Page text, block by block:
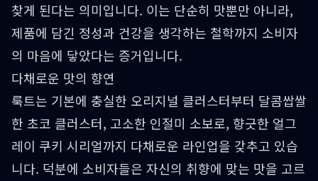
찾게 된다는 의미입니다. 이는 단순히 맛뿐만 아니라,
제품에 담긴 정성과 건강을 생각하는 철학까지 소비자
의 마음에 닿았다는 증거입니다.
다채로운 맛의 향연
룩트는 기본에 충실한 오리지널 클러스터부터 달콤쌉쌀
한 초코 클러스터, 고소한 인절미 소보로, 향긋한 얼그
레이 쿠키 시리얼까지 다채로운 라인업을 갖추고 있습
니다. 덕분에 소비자들은 자신의 취향에 맞는 맛을 고르